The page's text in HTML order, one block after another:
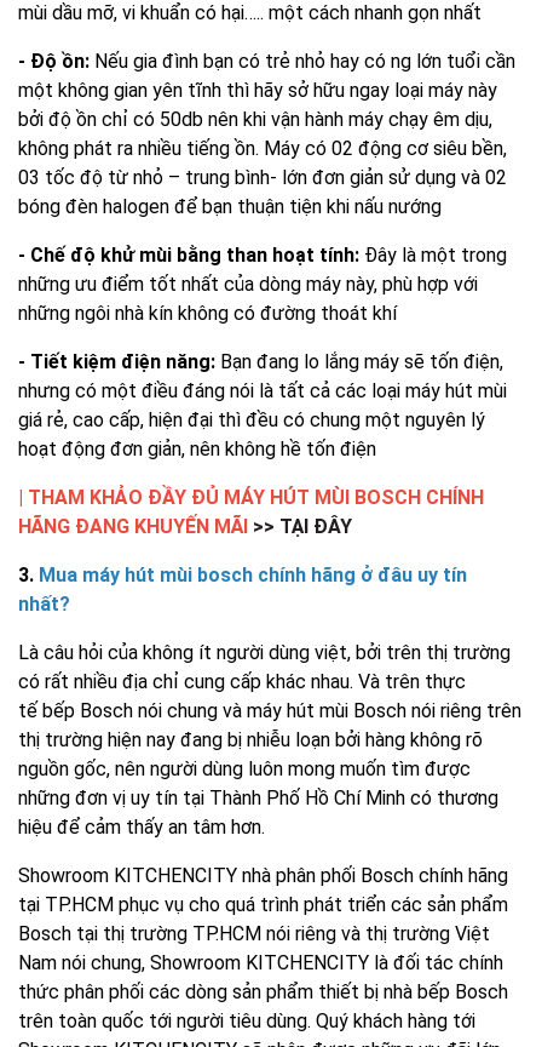
mùi dầu mỡ, vi khuẩn có hại….. một cách nhanh gọn nhất
- Độ ồn: Nếu gia đình bạn có trẻ nhỏ hay có ng lớn tuổi cần
một không gian yên tĩnh thì hãy sở hữu ngay loại máy này
bởi độ ồn chỉ có 50db nên khi vận hành máy chạy êm dịu,
không phát ra nhiều tiếng ồn. Máy có 02 động cơ siêu bền,
03 tốc độ từ nhỏ – trung bình- lớn đơn giản sử dụng và 02
bóng đèn halogen để bạn thuận tiện khi nấu nướng
- Chế độ khử mùi bằng than hoạt tính: Đây là một trong
những ưu điểm tốt nhất của dòng máy này, phù hợp với
những ngôi nhà kín không có đường thoát khí
- Tiết kiệm điện năng: Bạn đang lo lắng máy sẽ tốn điện,
nhưng có một điều đáng nói là tất cả các loại máy hút mùi
giá rẻ, cao cấp, hiện đại thì đều có chung một nguyên lý
hoạt động đơn giản, nên không hề tốn điện
| THAM KHẢO ĐẦY ĐỦ MÁY HÚT MÙI BOSCH CHÍNH
HÃNG ĐANG KHUYẾN MÃI >> TẠI ĐÂY
3. Mua máy hút mùi bosch chính hãng ở đâu uy tín
nhất?
Là câu hỏi của không ít người dùng việt, bởi trên thị trường
có rất nhiều địa chỉ cung cấp khác nhau. Và trên thực
tế bếp Bosch nói chung và máy hút mùi Bosch nói riêng trên
thị trường hiện nay đang bị nhiễu loạn bởi hàng không rõ
nguồn gốc, nên người dùng luôn mong muốn tìm được
những đơn vị uy tín tại Thành Phố Hồ Chí Minh có thương
hiệu để cảm thấy an tâm hơn.
Showroom KITCHENCITY nhà phân phối Bosch chính hãng
tại TP.HCM phục vụ cho quá trình phát triển các sản phẩm
Bosch tại thị trường TP.HCM nói riêng và thị trường Việt
Nam nói chung, Showroom KITCHENCITY là đối tác chính
thức phân phối các dòng sản phẩm thiết bị nhà bếp Bosch
trên toàn quốc tới người tiêu dùng. Quý khách hàng tới